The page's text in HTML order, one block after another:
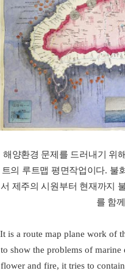
해양환경 문제를 드러내기 위
트의 루트맵 평면작업이다. 불
서 제주의 시원부터 현재까지
를 함
It is a route map plane work of
to show the problems of marine
flower and fire, it tries to